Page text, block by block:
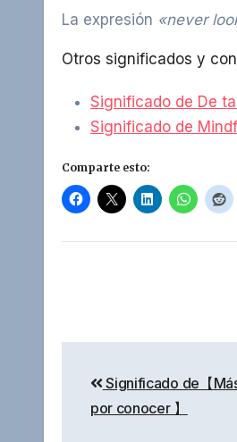
La expresión «never
Otros significados y
Significado de De
Significado de
Comparte esto:
de Significado de【
por conocer 】